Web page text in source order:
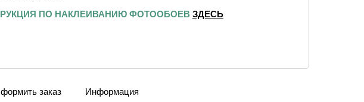
ПО НАКЛЕИВАНИЮ ФОТООБОЕВ ЗДЕСЬ
заказ Информация